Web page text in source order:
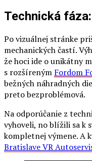
Technická
Po vizuálnej stránke
mechanických častí.
že hoci ide o unikátny
s rozšíreným Fordom
bežných náhradných
preto bezproblémová.
Na odporúčanie z
vyhoveli, no blížili sa k
kompletnej výmene. A
Bratislave VR